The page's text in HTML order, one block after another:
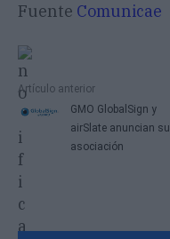
Fuente Comunicae
Artículo anterior
GMO GlobalSign y
airSlate anuncian su
asociación